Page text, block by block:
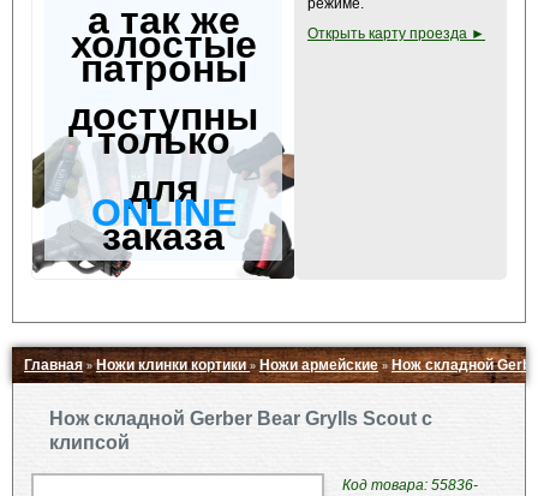
а так же
холостые
патроны
доступны
только
для
ONLINE
заказа
режиме.
Открыть карту проезда ►
Главная»Ножи клинки кортики» Ножи армейские»Нож складной
Нож складной Gerber Bear Grylls Scout с
клипсой
Код товара: 55836-